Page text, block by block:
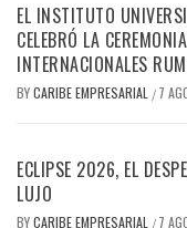
EL INSTITUTO
CELEBRÓ LA
INTERNACIONALES
BYCARIBE EMPRESARIAL / 7
ECLIPSE 2026, EL
LUJO
BYCARIBE EMPRESARIAL / 7